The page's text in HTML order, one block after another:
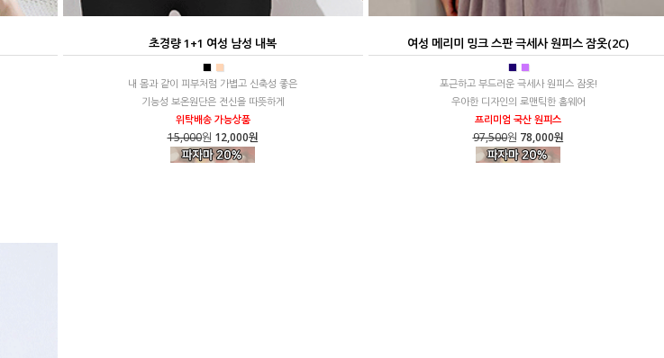
초경량 1+1 여성 남성 내복
■ ■
내 몸과 같이 피부처럼 가볍고 신축성 좋은
기능성 보온원단은 전신을 따뜻하게
위탁배송 가능상품
15,000원 12,000원
여성 메리미 밍크 스판 극세사 원피스 잠옷(2C)
■ ■
포근하고 부드러운 극세사 원피스 잠옷!
우아한 디자인의 로맨틱한 홈웨어
프리미엄 국산 원피스
97,500원 78,000원